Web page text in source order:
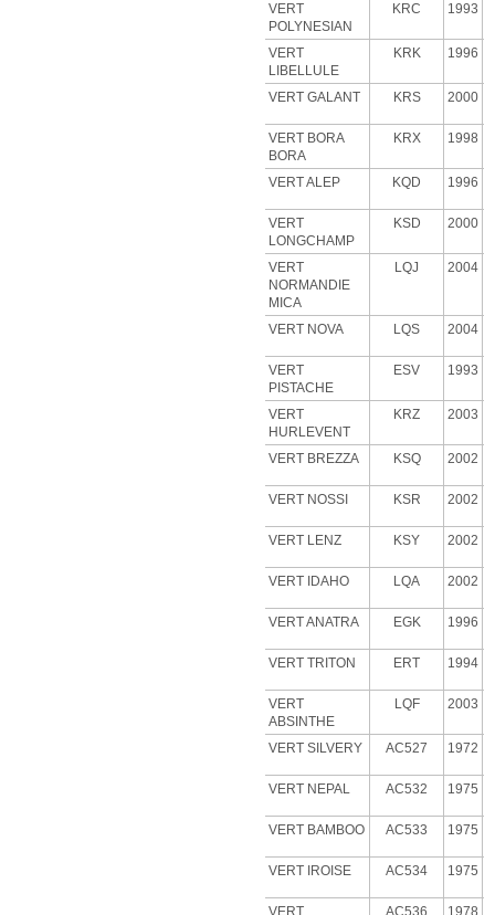
VERT
POLYNESIAN
KRC 1993
VERT
LIBELLULE
KRK 1996
VERT GALANT KRS 2000
VERT BORA
BORA
KRX 1998
VERT ALEP KQD 1996
VERT
LONGCHAMP
KSD 2000
VERT
NORMANDIE
MICA
LQJ 2004
VERT NOVA LQS 2004
VERT
PISTACHE
ESV 1993
VERT
HURLEVENT
KRZ 2003
VERT BREZZA KSQ 2002
VERT NOSSI KSR 2002
VERT LENZ KSY 2002
VERT IDAHO LQA 2002
VERT ANATRA EGK 1996
VERT TRITON ERT 1994
VERT
ABSINTHE
LQF 2003
VERT SILVERY AC527 1972
VERT NEPAL AC532 1975
VERT BAMBOO AC533 1975
VERT IROISE AC534 1975
VERT
AC536 1978